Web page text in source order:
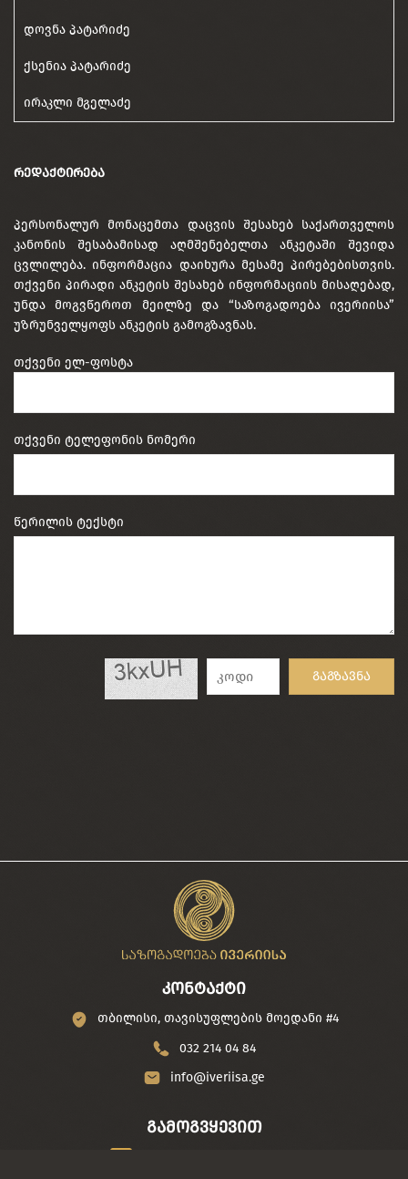
დოვნა პატარიძე
ქსენია პატარიძე
ირაკლი მგელაძე
ᲠᲔᲓᲐᲥᲢᲘᲠᲔᲑᲐ
პერსონალურ მონაცემთა დაცვის შესახებ საქართველოს
კანონის შესაბამისად აღმშენებელთა ანკეტაში შევიდა
ცვლილება. ინფორმაცია დაიხურა მესამე პირებებისთვის.
თქვენი პირადი ანკეტის შესახებ ინფორმაციის მისაღებად,
უნდა მოგვწეროთ მეილზე და “საზოგადოება ივერიისა”
უზრუნველყოფს ანკეტის გამოგზავნას.
თქვენი ელ-ფოსტა
თქვენი ტელეფონის ნომერი
წერილის ტექსტი
გაგზავნა
კონტაქტი
თბილისი, თავისუფლების მოედანი #4
032 214 04 84
info@iveriisa.ge
გამოგვყევით